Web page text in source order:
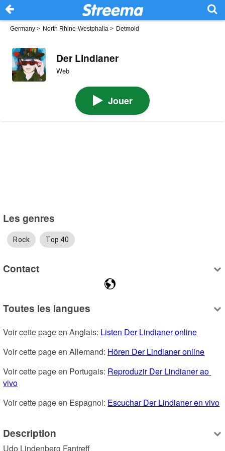
Germany > North Rhine-Westphalia > Detmold
Der Lindianer
Web
Jouer
Les genres
Rock Top 40
Contact
Toutes les langues
Voir cette page en Anglais: Listen Der Lindianer online
Voir cette page en Allemand: Hören Der Lindianer online
Voir cette page en Portugais: Reproduzir Der Lindianer ao
vivo
Voir cette page en Espagnol: Escuchar Der Lindianer en vivo
Description
Udo Lindenberg Fantreff